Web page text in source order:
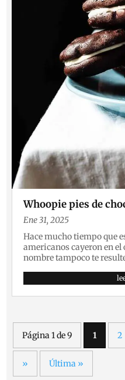
Whoopie pies de
Ene 31, 2025
Hace mucho tiempo que
americanos cayeron en
nombre tampoco te
Página 1 de 9 1 2
» Última »